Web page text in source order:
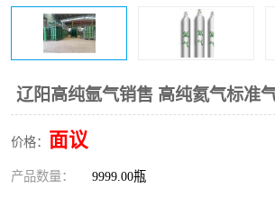
辽阳高纯氩气销售 高纯氦气标准
价格： 面议
产品数量： 9999.00瓶